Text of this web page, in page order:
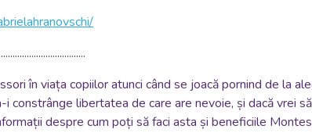
în viața copiilor atunci când se joacă pornind de la
constrânge libertatea de care are nevoie, și dacă vrei
despre cum poți să faci asta și beneficiile